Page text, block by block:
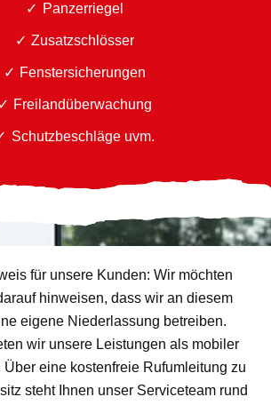
Panzerriegel
Zusatzschlösser
Fenstersicherungen
Freilandüberwachung
Schutzbeschläge uvm.
für unsere Kunden: Wir möchten
hinweisen, dass wir an diesem
eigene Niederlassung betreiben.
wir unsere Leistungen als mobiler
Über eine kostenfreie Rufumleitung zu
steht Ihnen unser Serviceteam rund